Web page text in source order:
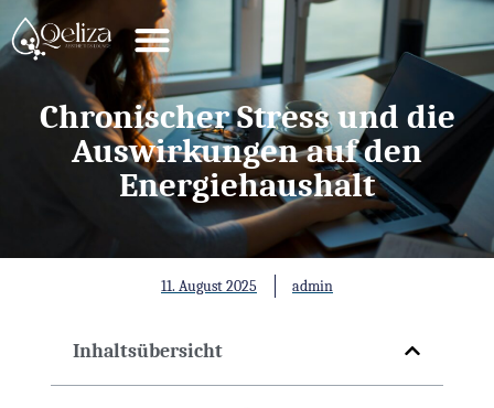
Chronischer Stress und die
Auswirkungen auf den
Energiehaushalt
11. August 2025 admin
Inhaltsübersicht